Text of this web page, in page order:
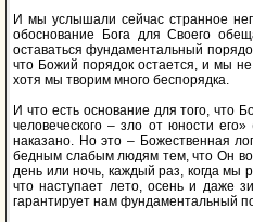
И мы услышали сейчас странное
обоснование Бога для Своего
оставаться фундаментальный
что Божий порядок остается, и мы
хотя мы творим много беспорядка.
И что есть основание для того, что
человеческого – зло от юности
наказано. Но это – Божественная
бедным слабым людям тем, что Он
день или ночь, каждый раз, когда мы
что наступает лето, осень и даже
гарантирует нам фундаментальный